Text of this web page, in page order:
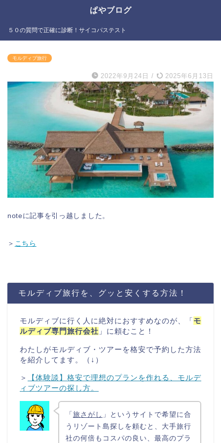
ぱやブログ
５０の質問で正確に診断！サイコパステスト
モルディブ旅行
2022年9月24日 / 2025年6月13日
noteに記事を引っ越しました。
＞ こちら
モルディブ旅行を、グッと安くする方法！
モルディブに行く人に絶対におすすめなのが、「モ
ルディブ専門旅行会社 」に頼むこと！
わたしがモルディブ・ツアーを格安で予約した方法
を紹介してます。（↓）
＞
【体験談】格安で理想のプランを作れる、モルデ
ィブツアーの探し方。
「旅さがし 」というサイトで希望に合
うリゾート島探しを頼むと、大手旅行
社の何倍もコスパの良い、最高のプラ